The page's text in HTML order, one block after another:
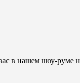
в нашем шоу-руме